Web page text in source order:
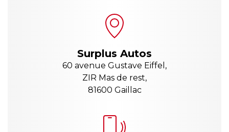
Surplus Autos
60 avenue Gustave Eiffel,
ZIR Mas de rest,
81600 Gaillac